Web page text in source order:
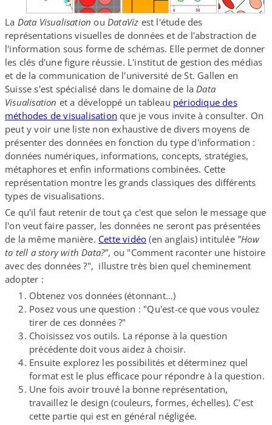
La Data Visualisation ou DataViz est l'étude des
représentations visuelles de données et de l'abstraction de
l'information sous forme de schémas. Elle permet de donner
les clés d'une figure réussie. L'institut de gestion des médias
et de la communication de l'université de St. Gallen en
Suisse s'est spécialisé dans le domaine de laData
Visualisation et a développé un tableau périodique des
méthodes de visualisation que je vous invite à consulter. On
peut y voir une liste non exhaustive de divers moyens de
présenter des données en fonction du type d'information :
données numériques, informations, concepts, stratégies,
métaphores et enfin informations combinées. Cette
représentation montre les grands classiques des différents
types de visualisations.
Ce qu'il faut retenir de tout ça c'est que selon le message que
l'on veut faire passer, les données ne seront pas présentées
de la même manière. Cette vidéo (en anglais) intitulée "How
to tell a story with Data?", ou "Comment raconter une histoire
avec des données ?", illustre très bien quel cheminement
adopter :
Obtenez vos données (étonnant…)
Posez vous une question : "Qu'est-ce que vous voulez
tirer de ces données ?"
Choisissez vos outils. La réponse à la question
précédente doit vous aidez à choisir.
Ensuite explorez les possibilités et déterminez quel
format est le plus efficace pour répondre à la question.
Une fois avoir trouvé la bonne représentation,
travaillez le design (couleurs, formes, échelles). C'est
cette partie qui est en général négligée.